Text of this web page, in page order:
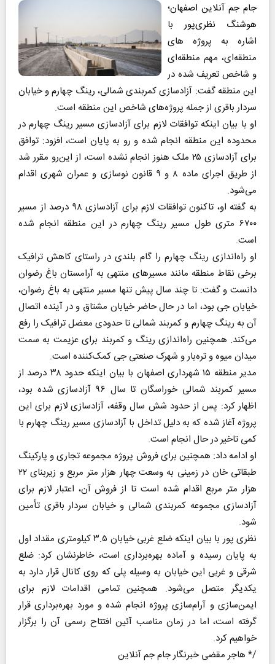
جام جم آنلاین اصفهان؛
هوشنگ نظری‌پوربا
اشاره به پروژه های
منطقه‌ای، مهم منطقه‌ای
و شاخص تعریف شده در
این منطقه گفت: آزادسازی کمربندی شمالی، رینگ چهارم و خیابان
سردار باقری از جمله پروژه‌های شاخص این منطقه است.
او با بیان اینکه توافقات لازم برای آزادسازی مسیر رینگ چهارم در
محدوده این منطقه انجام شده و رو به پایان است، افزود: توافق
برای آزادسازی ۲۵ ملک هنوز انجام نشده است، از این‌رو مقرر شد
از طریق اجرای ماده ۸ و ۹ قانون نوسازی و عمران شهری اقدام
می‌شود.
به گفته او، تاکنون توافقات لازم برای آزادسازی ۹۸ درصد از مسیر
۶۷۰۰ متری طول مسیر رینگ چهارم در این منطقه انجام شده
است.
او راه‌اندازی رینگ چهارم را گام بلندی در راستای کاهش ترافیک
برخی نقاط منطقه مانند مسیرهای منتهی به آرامستان باغ رضوان
دانست و گفت: تا چند سال پیش تنها مسیر منتهی به باغ رضوان،
خیابان جی بود، اما در حال حاضر خیابان مشتاق و در آینده اتصال
آن به رینگ چهارم و کمربند شمالی تا حدودی معضل ترافیک را رفع
می‌کند. همچنین راه‌اندازی رینگ و کمربند برای عزیمت به سمت
میدان میوه و تره‌بار و شهرک صنعتی جی کمک‌کننده است.
مدیر منطقه ۱۵ شهرداری اصفهان با بیان اینکه حدود ۳۸ درصد از
مسیر کمربند شمالی خوراسگان تا سال ۹۶ آزادسازی شده بود،
اظهار کرد: پس از حدود شش سال وقفه، آزادسازی لازم برای این
پروژه آغاز شده که به دلیل تداخل با آزادسازی مسیر رینگ چهارم با
کمی تاخیر در حال انجام است.
او ادامه داد: همچنین برای فروش پروژه مجموعه تجاری و پارکینگ
طبقاتی خان در زمینی به وسعت چهار هزار متر مربع و زیربنای ۲۲
هزار متر مربع اقدام شده است تا از فروش آن، اعتبار لازم برای
آزادسازی مجموعه کمربندی شمالی و خیابان سردار باقری تأمین
شود.
نظری پور با بیان اینکه ضلع غربی خیابان ۳.۵ کیلومتری مقداد اول
به پایان رسیده و آماده بهره‌برداری است، خاطرنشان کرد: ضلع
شرقی و غربی این خیابان به وسیله پلی که روی کانال قرار دارد به
یکدیگر متصل می‌شود. همچنین تمامی اقدامات لازم برای
ایمن‌سازی و آرام‌سازی پروژه انجام شده و مورد بهره‌برداری قرار
گرفته است، اما در زمان مناسب آئین افتتاح رسمی آن را برگزار
خواهیم کرد.
/* هاجر مقضی خبرنگار جام جم آنلاین